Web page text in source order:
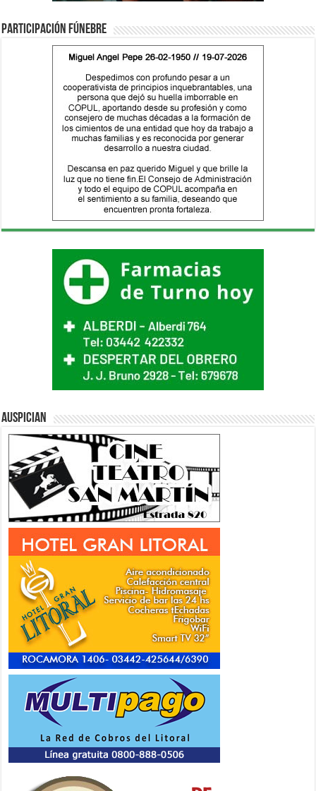
Participación fúnebre
Auspician